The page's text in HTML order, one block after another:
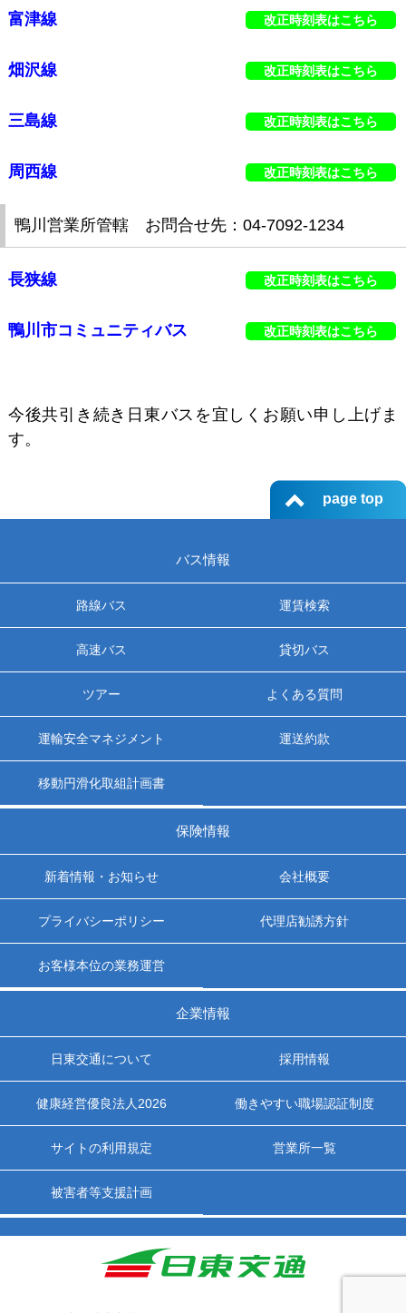
富津線 改正時刻表はこちら
畑沢線 改正時刻表はこちら
三島線 改正時刻表はこちら
周西線 改正時刻表はこちら
鴨川営業所管轄 お問合せ先：04-7092-1234
長狭線 改正時刻表はこちら
鴨川市コミュニティバス 改正時刻表はこちら
今後共引き続き日東バスを宜しくお願い申し上げま
す。
page top
バス情報
路線バス 運賃検索
高速バス 貸切バス
ツアー よくある質問
運輸安全マネジメント 運送約款
移動円滑化取組計画書
保険情報
新着情報・お知らせ 会社概要
プライバシーポリシー 代理店勧誘方針
お客様本位の業務運営
企業情報
日東交通について 採用情報
健康経営優良法人2026 働きやすい職場認証制度
サイトの利用規定 営業所一覧
被害者等支援計画